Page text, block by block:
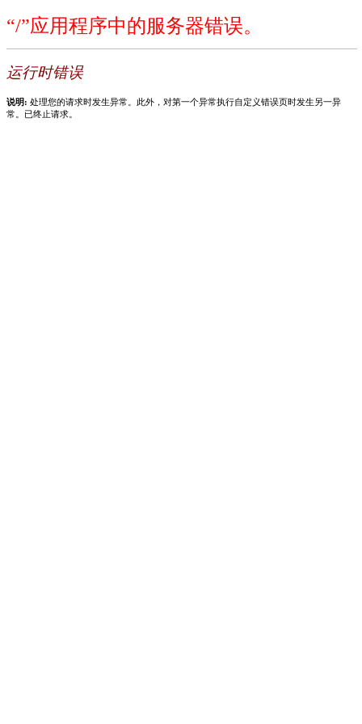
“/”应用程序中的服务器错误。
运行时错误
说明: 处理您的请求时发生异常。此外，对第一个异常执行自定义错误页时发生另一异
常。已终止请求。